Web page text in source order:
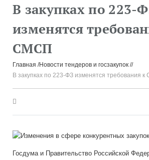
В закупках по 223-
изменятся
СМСП
Главная Новости тендеров и госзакупок
В закупках по 223-ФЗ изменятся требования
Госдума и Правительство Российской